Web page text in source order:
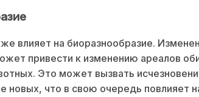
влияет на биоразнообразие.
привести к изменению ареалов
Это может вызвать
новых, что в свою очередь повлияет